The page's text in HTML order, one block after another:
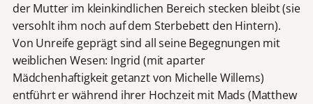
der Mutter im kleinkindlichen Bereich stecken bleibt (sie
versohlt ihm noch auf dem Sterbebett den Hintern).
Von Unreife geprägt sind all seine Begegnungen mit
weiblichen Wesen: Ingrid (mit aparter
Mädchenhaftigkeit getanzt von Michelle Willems)
entführt er während ihrer Hochzeit mit Mads (Matthew